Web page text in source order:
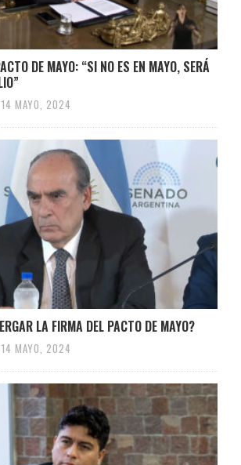
DE MAYO: “SI NO ES EN MAYO, SERÁ
14 MAYO, 2024
LA FIRMA DEL PACTO DE MAYO?
14 MAYO, 2024